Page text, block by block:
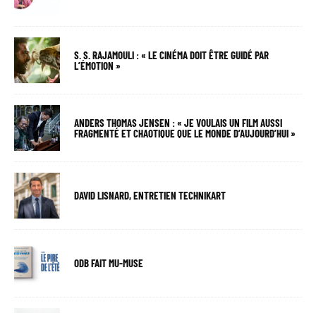
S. S. RAJAMOULI : « LE CINÉMA DOIT ÊTRE GUIDÉ PAR
L’ÉMOTION »
ANDERS THOMAS JENSEN : « JE VOULAIS UN FILM AUSSI
FRAGMENTÉ ET CHAOTIQUE QUE LE MONDE D’AUJOURD’HUI »
DAVID LISNARD, ENTRETIEN TECHNIKART
ODB FAIT MU-MUSE